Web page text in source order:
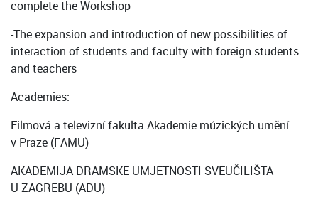
complete the Workshop
-The expansion and introduction of new possibilities of
interaction of students and faculty with foreign students
and teachers
Academies:
Filmová a televizní fakulta Akademie múzických umění
v Praze (FAMU)
AKADEMIJA DRAMSKE UMJETNOSTI SVEUČILIŠTA
U ZAGREBU (ADU)